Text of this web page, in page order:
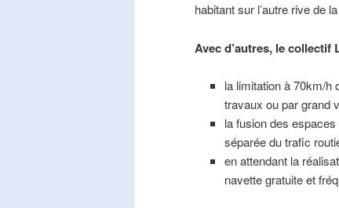
habitant sur l’autre rive de
Avec d’autres, le collectif
la limitation à 70km/h
travaux ou par grand
la fusion des
séparée du trafic
en attendant la
navette gratuite et